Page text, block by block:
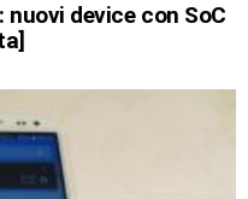
nuovi device con SoC